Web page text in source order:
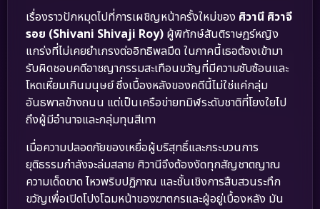
เรื่องราวปักหมุดไปที่การเผชิญหน้าครั้งใหม่ของ ศิวานี ศิวาจี
รอย (Shivani Shivaji Roy) ผู้พิทักษ์สันติราษฎร์หญิง
แกร่งที่ไม่เคยยำเกรงต่ออิทธิพลมืด ในภาคนี้เธอต้องเข้ามา
รับผิดชอบคดีอาชญากรรมสะเทือนขวัญที่มีความซับซ้อนและ
โหดเหี้ยมเกินมนุษย์ ซึ่งเบื้องหลังของคดีนี้ไม่ใช่แค่กลุ่ม
อันธพาลข้างถนน แต่เป็นเครือข่ายทมิฬระดับชาติที่โยงใยไป
ถึงผู้มีอำนาจและกลุ่มทุนสีเทา
เมื่อความปลอดภัยของเหยื่อผู้บริสุทธิ์และกระบวนการ
ยุติธรรมกำลังจะล่มสลาย ศิวานีจึงต้องงัดทุกสัญชาตญาณ
ความเด็ดขาด ไหวพริบปฏิภาณ และชั้นเชิงการสืบสวนระทึก
ขวัญเพื่อเปิดโปงโฉมหน้าของฆาตกรและผู้อยู่เบื้องหลัง มัน